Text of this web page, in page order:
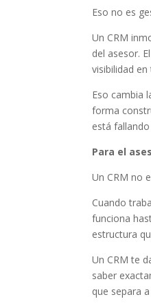
Eso no es
Un CRM
del asesor.
visibilidad
Eso cambia
forma
está
Para el
Un CRM no
Cuando
funciona
estructura
Un CRM te
saber
que separa